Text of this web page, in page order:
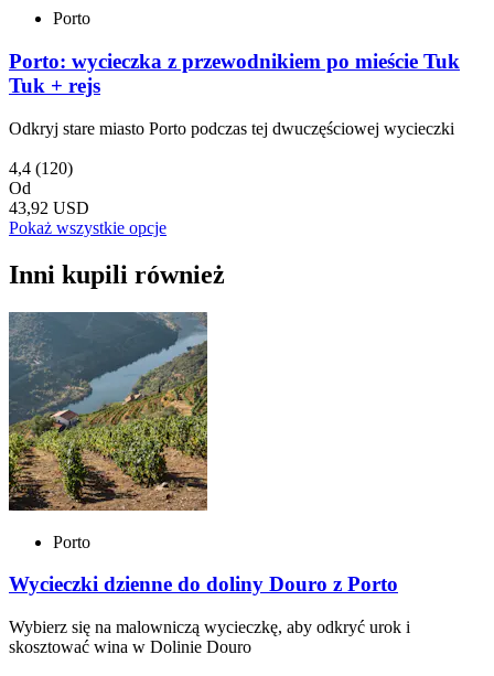
Porto
Porto: wycieczka z przewodnikiem po mieście Tuk
Tuk + rejs
Odkryj stare miasto Porto podczas tej dwuczęściowej wycieczki
4,4 (120)
Od
43,92 USD
Pokaż wszystkie opcje
Inni kupili również
Porto
Wycieczki dzienne do doliny Douro z Porto
Wybierz się na malowniczą wycieczkę, aby odkryć urok i
skosztować wina w Dolinie Douro